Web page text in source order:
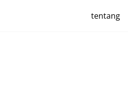
tentang